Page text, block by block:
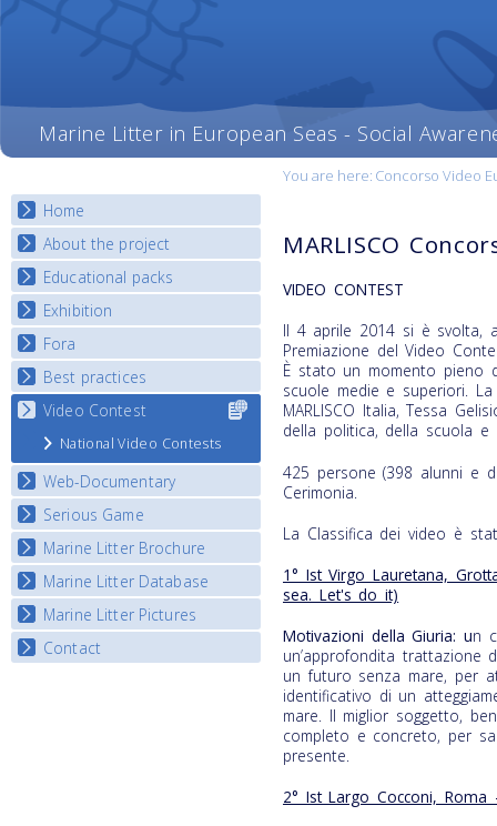
Marine Litter in European Seas - Social
You are here: Concorso Video
Home
About the project
Objectives
Deliverables
Partners
News
Educational packs
E-learning course round I
E-learning course round II
E-learning course round III
E-learning course round IV
Exhibition
National Exhibitions
Exhibition Journey Map
Fora
National Fora Outcomes
Best practices
Best Practice Guide
Map Overview
Listview
Video Contest
National Video Contests
Web-Documentary
Watch Troubled Waters
Serious Game
Start the game
Marine Litter Brochure
Marine Litter Database
Marine Litter Pictures
Contact
Select content
for your
MARLISCO
VIDEO CONTEST
Il 4 aprile 2014 si è svolta,
Premiazione del Video
È stato un momento pieno
scuole medie e superiori.
MARLISCO Italia, Tessa
della politica, della scuola e
425 persone (398 alunni e
Cerimonia.
La Classifica dei video è
1° Ist Virgo Lauretana,
sea. Let's do it)
Motivazioni della Giuria: un
un’approfondita trattazione
un futuro senza mare, per
identificativo di un
mare. Il miglior soggetto,
completo e concreto, per
presente.
2° Ist Largo Cocconi, Roma